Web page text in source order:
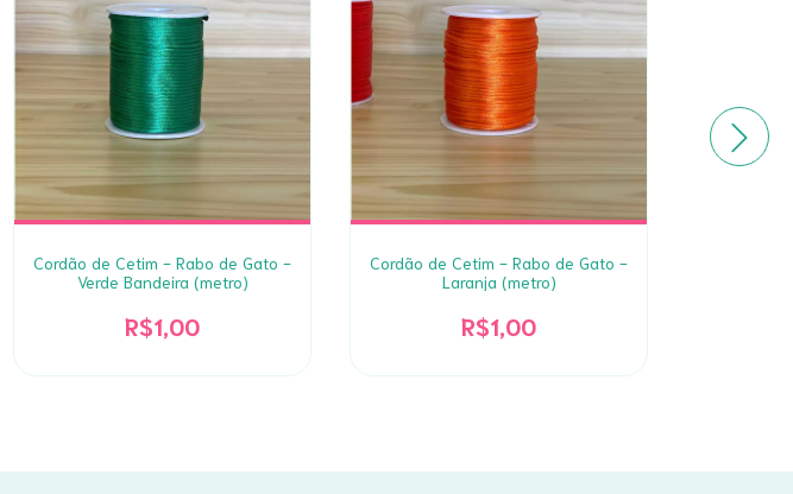
Cordão de Cetim - Rabo de Gato -
Verde Bandeira (metro)
R$1,00
Cordão de Cetim - Rabo de Gato -
Laranja (metro)
R$1,00